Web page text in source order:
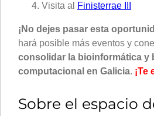
Visita al
Finisterrae III
¡No dejes pasar esta
hará posible más eventos y
consolidar la bioinformática y
computacional en Galicia. ¡Te
Sobre el espacio